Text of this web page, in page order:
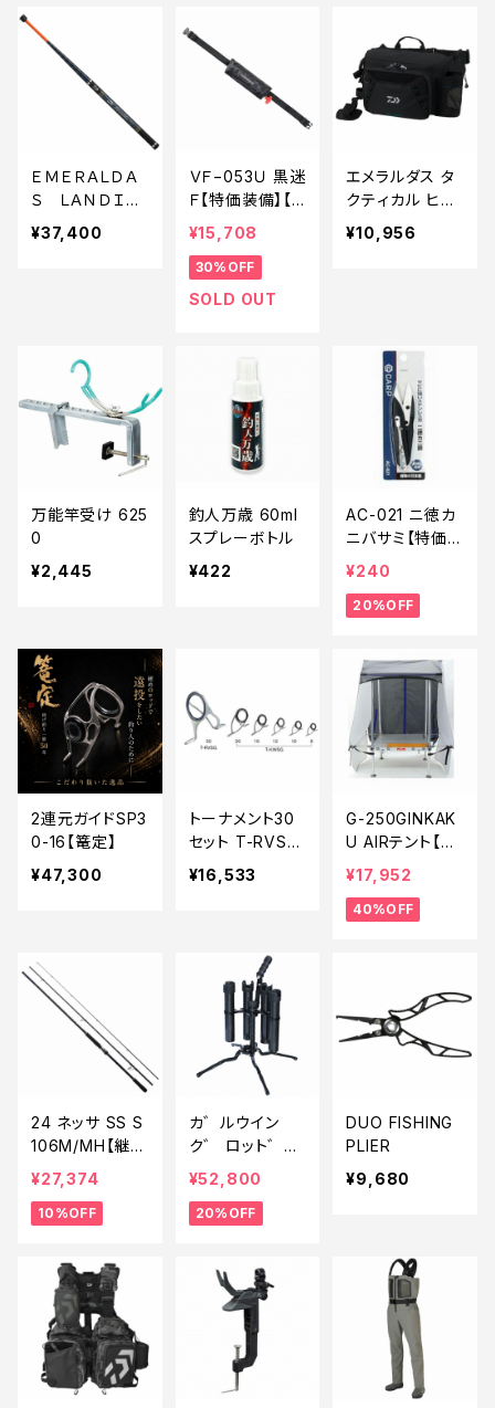
ＥＭＥＲＡＬＤＡ
Ｓ ＬＡＮＤＩＮ
Ｇ ＰＯＬＥ 55
¥37,400
ＶＦ−053Ｕ 黒迷
Ｆ【特価装備】【3
0】
¥15,708
30%OFF
SOLD OUT
エメラルダス タ
クティカル ヒッ
プバッグ（Ｃ）ブラ
¥10,956
万能竿受け 625
0
¥2,445
釣人万歳 60ml
スプレーボトル
¥422
AC-021 ニ徳カ
ニバサミ【特価装
備】【20】
¥240
20%OFF
2連元ガイドSP3
0-16【篭定】
¥47,300
トーナメント30
セット T-RVSG
306
¥16,533
G-250GINKAK
U AIRテント【特
価装備】【40】
¥17,952
40%OFF
24 ネッサ SS S
106M/MH【継続
セール_ロッド】
【10】
¥27,374
10%OFF
カ゛ルウイン
ク゛ ロット゛ス
タント゛ 4本 #
フルフ゛ラック
【特価装備】【2
¥52,800
20%OFF
DUO FISHING
PLIER
¥9,680